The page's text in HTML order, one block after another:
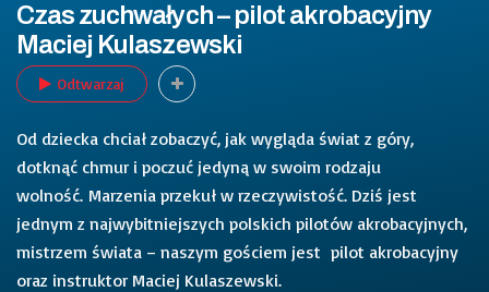
Czas zuchwałych – pilot akrobacyjny
Maciej Kulaszewski
Odtwarzaj
Od dziecka chciał zobaczyć, jak wygląda świat z góry,
dotknąć chmur i poczuć jedyną w swoim rodzaju
wolność. Marzenia przekuł w rzeczywistość. Dziś jest
jednym z najwybitniejszych polskich pilotów akrobacyjnych,
mistrzem świata – naszym gościem jest pilot akrobacyjny
oraz instruktor Maciej Kulaszewski.